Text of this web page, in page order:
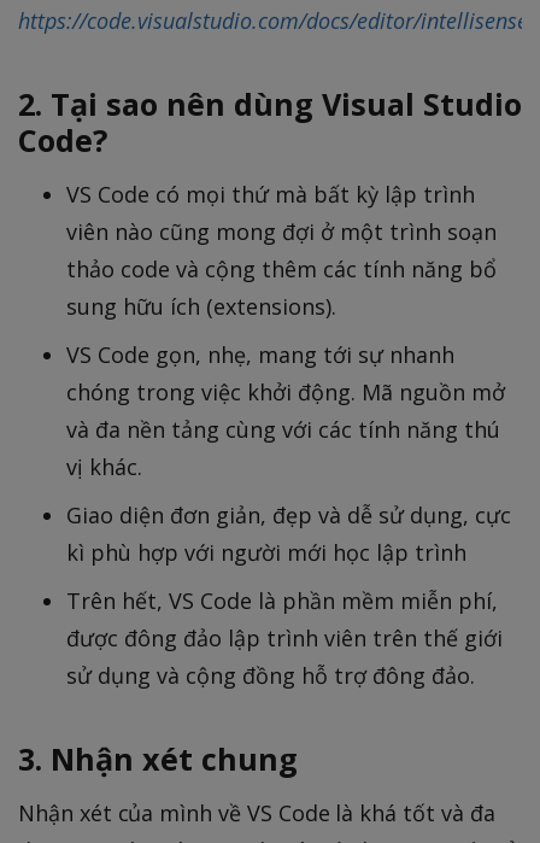
https://code.visualstudio.com/docs/editor/intellisense
2. Tại sao nên dùng Visual Studio
Code?
VS Code có mọi thứ mà bất kỳ lập trình
viên nào cũng mong đợi ở một trình soạn
thảo code và cộng thêm các tính năng bổ
sung hữu ích (extensions).
VS Code gọn, nhẹ, mang tới sự nhanh
chóng trong việc khởi động. Mã nguồn mở
và đa nền tảng cùng với các tính năng thú
vị khác.
Giao diện đơn giản, đẹp và dễ sử dụng, cực
kì phù hợp với người mới học lập trình
Trên hết, VS Code là phần mềm miễn phí,
được đông đảo lập trình viên trên thế giới
sử dụng và cộng đồng hỗ trợ đông đảo.
3. Nhận xét chung
Nhận xét của mình về VS Code là khá tốt và đa